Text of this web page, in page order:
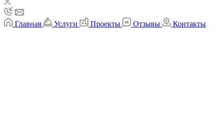
Главная Услуги Проекты Отзывы Контакты